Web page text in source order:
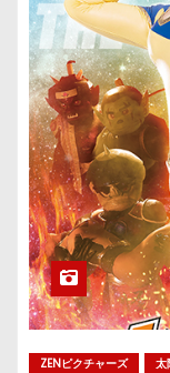
ZENピクチャーズ 太